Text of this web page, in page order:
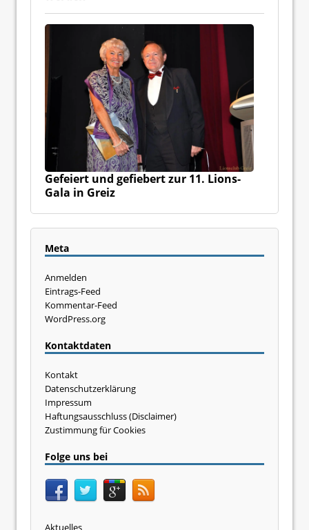
Gefeiert und gefiebert zur 11. Lions-
Gala in Greiz
Meta
Anmelden
Eintrags-Feed
Kommentar-Feed
WordPress.org
Kontaktdaten
Kontakt
Datenschutzerklärung
Impressum
Haftungsausschluss (Disclaimer)
Zustimmung für Cookies
Folge uns bei
Aktuelles